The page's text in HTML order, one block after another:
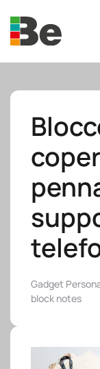
Skip to main
Gadget
block notes